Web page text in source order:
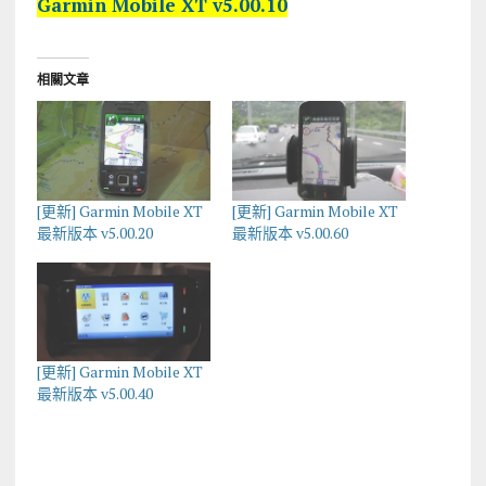
Garmin Mobile XT v5.00.10
相關文章
[更新] Garmin Mobile XT
最新版本 v5.00.20
[更新] Garmin Mobile XT
最新版本 v5.00.60
[更新] Garmin Mobile XT
最新版本 v5.00.40